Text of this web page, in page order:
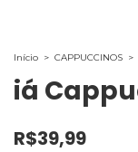
Início > CAPPUCCINOS >
iá
R$39,99